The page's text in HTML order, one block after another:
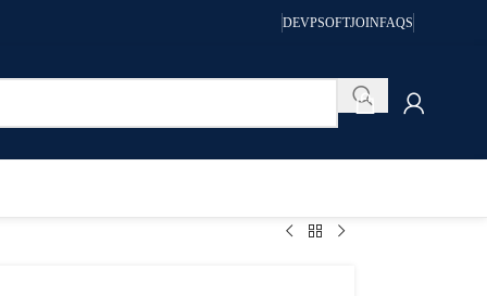
DEVPSOFTJOINFAQS